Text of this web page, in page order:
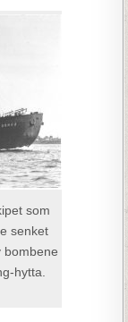
som
senket
bombene
hytta.